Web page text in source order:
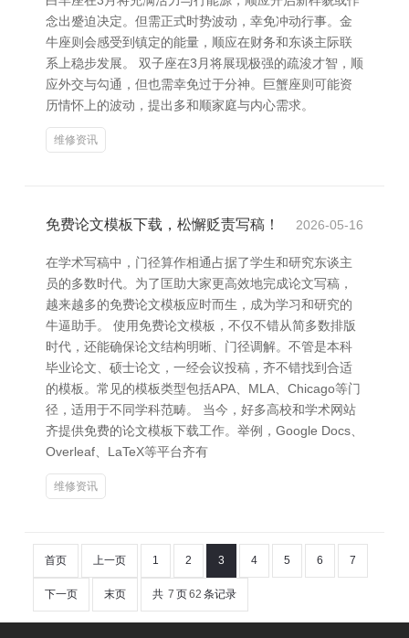
念出蹙迫决定。但需正式时势波动，幸免冲动行事。金
牛座则会感受到镇定的能量，顺应在财务和东谈主际联
系上稳步发展。 双子座在3月将展现极强的疏浚才智，顺
应外交与勾通，但也需幸免过于分神。巨蟹座则可能资
历情怀上的波动，提出多和顺家庭与内心需求。
维修资讯
免费论文模板下载，松懈贬责写稿！ 2026-05-16
在学术写稿中，门径算作相通占据了学生和研究东谈主
员的多数时代。为了匡助大家更高效地完成论文写稿，
越来越多的免费论文模板应时而生，成为学习和研究的
牛逼助手。 使用免费论文模板，不仅不错从简多数排版
时代，还能确保论文结构明晰、门径调解。不管是本科
毕业论文、硕士论文，一经会议投稿，齐不错找到合适
的模板。常见的模板类型包括APA、MLA、Chicago等门
径，适用于不同学科范畴。 当今，好多高校和学术网站
齐提供免费的论文模板下载工作。举例，Google Docs、
Overleaf、LaTeX等平台齐有
维修资讯
首页 上一页 1 2 3 4 5 6 7
下一页 末页 共 7 页62 条记录